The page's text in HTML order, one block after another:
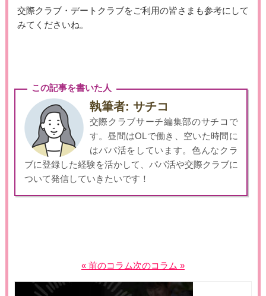
交際クラブ・デートクラブをご利用の皆さまも参考にして
みてくださいね。
この記事を書いた人
執筆者: サチコ
交際クラブサーチ編集部のサチコで
す。昼間はOLで働き、空いた時間に
はパパ活をしています。色んなクラ
ブに登録した経験を活かして、パパ活や交際クラブに
ついて発信していきたいです！
« 前のコラム次のコラム »